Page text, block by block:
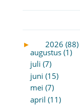
►
2026 (88)
augustus (1)
juli (7)
juni (15)
mei (7)
april (11)